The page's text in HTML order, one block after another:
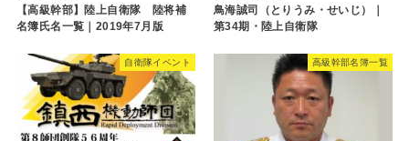
【高級幹部】陸上自衛隊 陸将補
名簿氏名一覧｜2019年7月版
鳥海誠司（とりうみ・せいじ）｜
第34期・陸上自衛隊
自衛隊イベント 高級幹部名簿一覧